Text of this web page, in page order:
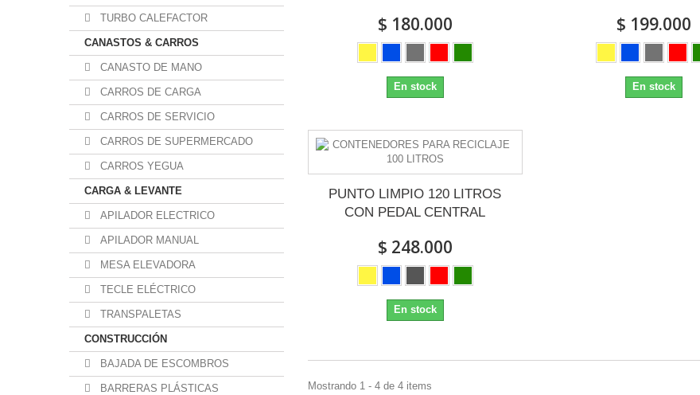
TURBO CALEFACTOR
CANASTOS & CARROS
CANASTO DE MANO
CARROS DE CARGA
CARROS DE SERVICIO
CARROS DE SUPERMERCADO
CARROS YEGUA
CARGA & LEVANTE
APILADOR ELECTRICO
APILADOR MANUAL
MESA ELEVADORA
TECLE ELÉCTRICO
TRANSPALETAS
CONSTRUCCIÓN
BAJADA DE ESCOMBROS
BARRERAS PLÁSTICAS
$ 180.000
En stock
$ 199.000
En stock
PUNTO LIMPIO 120 LITROS
CON PEDAL CENTRAL
$ 248.000
En stock
Mostrando 1 - 4 de 4 items